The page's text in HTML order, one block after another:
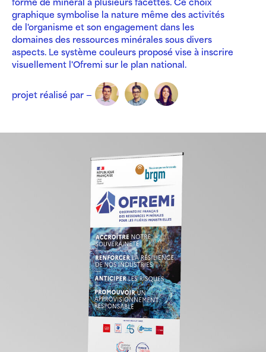
graphique symbolise la nature même des activités
de l'organisme et son engagement dans les
domaines des ressources minérales sous divers
aspects. Le système couleurs proposé vise à inscrire
visuellement l'Ofremi sur le plan national.
projet réalisé par —